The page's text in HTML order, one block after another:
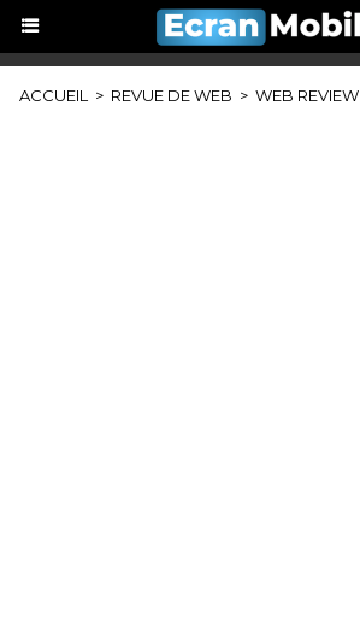
ACCUEIL > REVUE DE WEB > WEB REVIEW